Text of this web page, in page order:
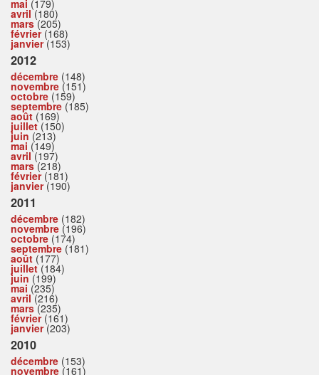
mai (179)
avril(180)
mars(205)
février(168)
janvier(153)
2012
décembre (148)
novembre (151)
octobre (159)
septembre (185)
août (169)
juillet(150)
juin (213)
mai (149)
avril(197)
mars(218)
février(181)
janvier(190)
2011
décembre (182)
novembre (196)
octobre (174)
septembre (181)
août (177)
juillet(184)
juin (199)
mai (235)
avril(216)
mars(235)
février(161)
janvier(203)
2010
décembre (153)
novembre (161)